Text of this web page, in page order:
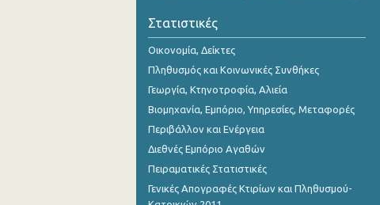
Στατιστικές
Οικονομία, Δείκτες
Πληθυσμός και Κοινωνικές Συνθήκες
Γεωργία, Κτηνοτροφία, Αλιεία
Βιομηχανία, Εμπόριο, Υπηρεσίες, Μεταφορές
Περιβάλλον και Ενέργεια
Διεθνές Εμπόριο Αγαθών
Πειραματικές Στατιστικές
Γενικές Απογραφές Κτιρίων και Πληθυσμού-